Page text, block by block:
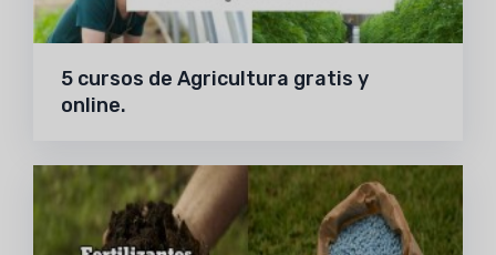
5 cursos de Agricultura gratis y
online.